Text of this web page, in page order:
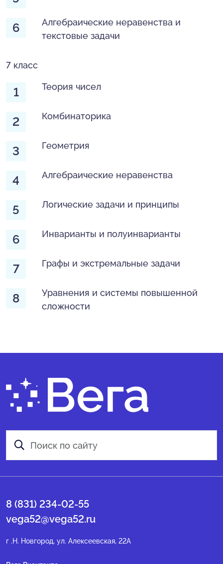
Алгебраические неравенства и
текстовые задачи
7 класс
Теория чисел
Комбинаторика
Геометрия
Алгебраические неравенства
Логические задачи и принципы
Инварианты и полуинварианты
Графы и экстремальные задачи
Уравнения и системы повышенной
сложности
8 (831) 234-02-55
vega52@vega52.ru
г .Н. Новгород, ул. Алексеевская, 22А